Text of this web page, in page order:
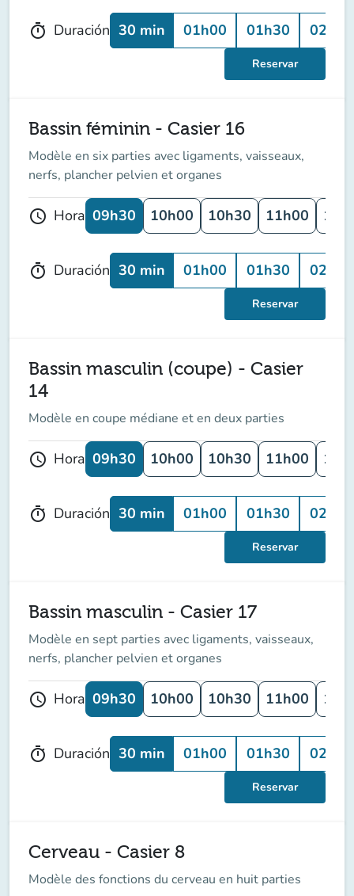
timer Duración 30 min 01h00 01h30 02h00
Reservar
Bassin féminin - Casier 16
Modèle en six parties avec ligaments, vaisseaux,
nerfs, plancher pelvien et organes
schedule Hora 09h30 10h00 10h30 11h00
timer Duración 30 min 01h00 01h30 02h00
Reservar
Bassin masculin (coupe) - Casier
14
Modèle en coupe médiane et en deux parties
schedule Hora 09h30 10h00 10h30 11h00
timer Duración 30 min 01h00 01h30 02h00
Reservar
Bassin masculin - Casier 17
Modèle en sept parties avec ligaments, vaisseaux,
nerfs, plancher pelvien et organes
schedule Hora 09h30 10h00 10h30 11h00
timer Duración 30 min 01h00 01h30 02h00
Reservar
Cerveau - Casier 8
Modèle des fonctions du cerveau en huit parties